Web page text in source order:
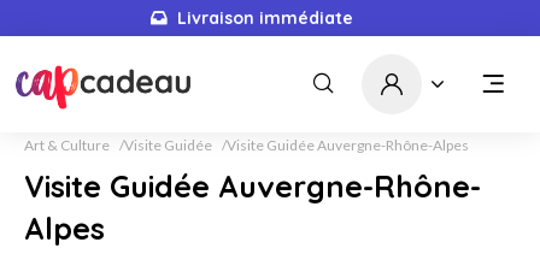
Livraison immédiate
Art & Culture Visite Guidée Visite Guidée Auvergne-Rhône-Alpes
Visite Guidée Auvergne-Rhône-
Alpes